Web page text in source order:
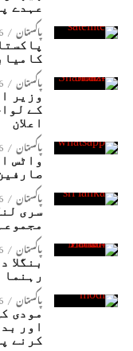
عہدے
پاکستان 6 مہینے ago
پاکستان 6 مہینے ago
وزیر
کے
اعلان
پاکستان 6 مہینے ago
واٹس
پاکستان 6 مہینے ago
سری
پاکستان 6 مہینے ago
بنگلا
رہنما
پاکستان 6 مہینے ago
مودی
اور
کرنے